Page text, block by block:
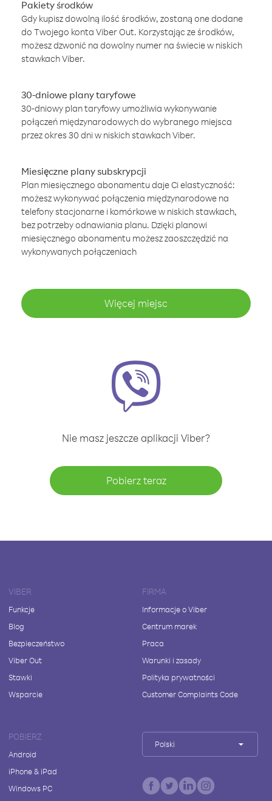
Pakiety środków
Gdy kupisz dowolną ilość środków, zostaną one dodane
do Twojego konta Viber Out. Korzystając ze środków,
możesz dzwonić na dowolny numer na świecie w niskich
stawkach Viber.
30-dniowe plany taryfowe
30-dniowy plan taryfowy umożliwia wykonywanie
połączeń międzynarodowych do wybranego miejsca
przez okres 30 dni w niskich stawkach Viber.
Miesięczne plany subskrypcji
Plan miesięcznego abonamentu daje Ci elastyczność:
możesz wykonywać połączenia międzynarodowe na
telefony stacjonarne i komórkowe w niskich stawkach,
bez potrzeby odnawiania planu. Dzięki planowi
miesięcznego abonamentu możesz zaoszczędzić na
wykonywanych połączeniach
Więcej miejsc
Nie masz jeszcze aplikacji Viber?
Pobierz teraz
VIBER
Funkcje
Blog
Bezpieczeństwo
Viber Out
Stawki
Wsparcie
FIRMA
Informacje o Viber
Centrum marek
Praca
Warunki i zasady
Polityka prywatności
Customer Complaints Code
POBIERZ
Android
iPhone & iPad
Windows PC
Polski